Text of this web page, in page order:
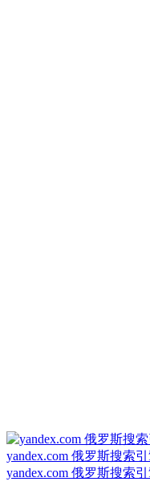
yandex.com 俄罗斯搜索
yandex.com 俄罗斯搜索